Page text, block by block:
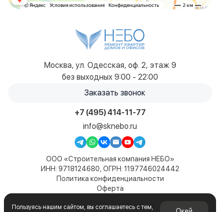
Москва, ул. Одесская, оф. 2, этаж 9
без выходных 9:00 - 22:00
Заказать звонок
+7 (495) 414-11-77
info@sknebo.ru
ООО «Строительная компания НЕБО»
ИНН: 9718124680, ОГРН: 1197746024442
Политика конфиденциальности
Оферта
© 2019-2026. Все права защищены. Сайт не является
Пользуясь нашим сайтом, вы соглашаетесь с тем,